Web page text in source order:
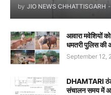
by JIO NEWS CHHATTISGARH -
आवारा मवेशियों
धमतरी पुलिस की
September 12,
DHAMTARI ठंड
संचालन समय में